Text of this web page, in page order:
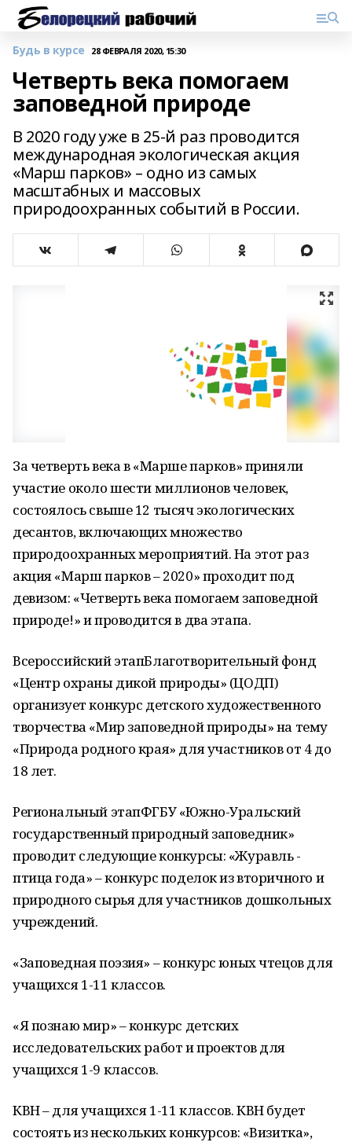
Будь в курсе 28 ФЕВРАЛЯ 2020, 15:30
Четверть века помогаем
заповедной природе
В 2020 году уже в 25-й раз проводится
международная экологическая акция
«Марш парков» – одно из самых
масштабных и массовых
природоохранных событий в России.
За четверть века в «Марше парков» приняли
участие около шести миллионов человек,
состоялось свыше 12 тысяч экологических
десантов, включающих множество
природоохранных мероприятий. На этот раз
акция «Марш парков – 2020» проходит под
девизом: «Четверть века помогаем заповедной
природе!» и проводится в два этапа.
Всероссийский этапБлаготворительный фонд
«Центр охраны дикой природы» (ЦОДП)
организует конкурс детского художественного
творчества «Мир заповедной природы» на тему
«Природа родного края» для участников от 4 до
18 лет.
Региональный этапФГБУ «Южно-Уральский
государственный природный заповедник»
проводит следующие конкурсы: «Журавль -
птица года» – конкурс поделок из вторичного и
природного сырья для участников дошкольных
учреждений.
«Заповедная поэзия» – конкурс юных чтецов для
учащихся 1-11 классов.
«Я познаю мир» – конкурс детских
исследовательских работ и проектов для
учащихся 1-9 классов.
КВН – для учащихся 1-11 классов. КВН будет
состоять из нескольких конкурсов: «Визитка»,